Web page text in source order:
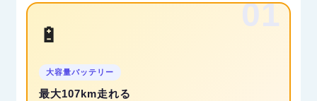
01
🔋
大容量バッテリー
最大107km走れる